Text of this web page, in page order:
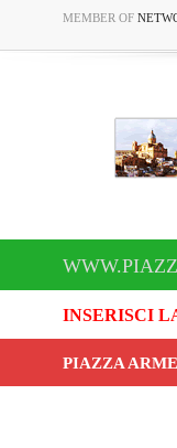
MEMBER OF
INSERISCI
PIAZZA